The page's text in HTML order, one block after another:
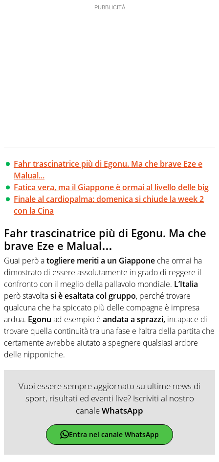
Fahr trascinatrice più di Egonu. Ma che brave Eze e
Malual...
Fatica vera, ma il Giappone è ormai al livello delle big
Finale al cardiopalma: domenica si chiude la week 2
con la Cina
Fahr trascinatrice più di Egonu. Ma che
brave Eze e Malual…
Guai però atogliere meriti a un Giappone che ormai ha
dimostrato di essere assolutamente in grado di reggere il
confronto con il meglio della pallavolo mondiale. L’Italia
però stavoltasi è esaltata col gruppo, perché trovare
qualcuna che ha spiccato più delle compagne è impresa
ardua. Egonu ad esempio è andata a sprazzi, incapace di
trovare quella continuità tra una fase e l’altra della partita che
certamente avrebbe aiutato a spegnere qualsiasi ardore
delle nipponiche.
Vuoi essere sempre aggiornato su ultime news di
sport, risultati ed eventi live? Iscriviti al nostro
canaleWhatsApp
Entra nel canale WhatsApp